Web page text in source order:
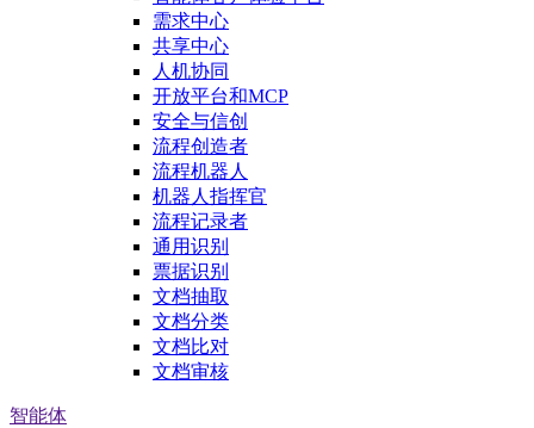
需求中心
共享中心
人机协同
开放平台和MCP
安全与信创
流程创造者
流程机器人
机器人指挥官
流程记录者
通用识别
票据识别
文档抽取
文档分类
文档比对
文档审核
智能体